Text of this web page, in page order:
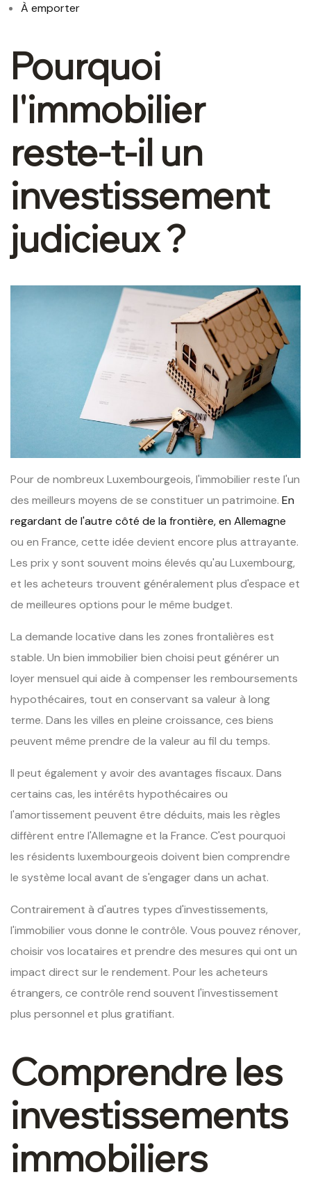
À emporter
Pourquoi
l'immobilier
reste-t-il un
investissement
judicieux ?
Pour de nombreux Luxembourgeois, l'immobilier reste l'un
des meilleurs moyens de se constituer un patrimoine. En
regardant de l'autre côté de la frontière, en Allemagne
ou en France, cette idée devient encore plus attrayante.
Les prix y sont souvent moins élevés qu'au Luxembourg,
et les acheteurs trouvent généralement plus d'espace et
de meilleures options pour le même budget.
La demande locative dans les zones frontalières est
stable. Un bien immobilier bien choisi peut générer un
loyer mensuel qui aide à compenser les remboursements
hypothécaires, tout en conservant sa valeur à long
terme. Dans les villes en pleine croissance, ces biens
peuvent même prendre de la valeur au fil du temps.
Il peut également y avoir des avantages fiscaux. Dans
certains cas, les intérêts hypothécaires ou
l'amortissement peuvent être déduits, mais les règles
diffèrent entre l'Allemagne et la France. C'est pourquoi
les résidents luxembourgeois doivent bien comprendre
le système local avant de s'engager dans un achat.
Contrairement à d'autres types d'investissements,
l'immobilier vous donne le contrôle. Vous pouvez rénover,
choisir vos locataires et prendre des mesures qui ont un
impact direct sur le rendement. Pour les acheteurs
étrangers, ce contrôle rend souvent l'investissement
plus personnel et plus gratifiant.
Comprendre les
investissements
immobiliers